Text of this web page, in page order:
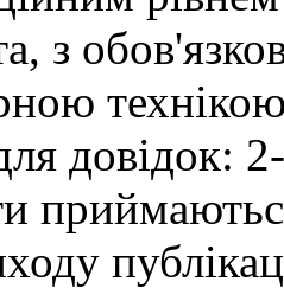
з
довідок: